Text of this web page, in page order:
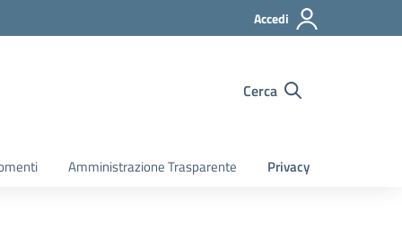
Accedi
Cerca
Amministrazione Trasparente Privacy